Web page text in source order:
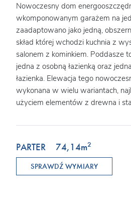
Nowoczesny dom
wkomponowanym garażem na
zaadaptowano jako jedną,
skład której wchodzi kuchnia z
salonem z kominkiem. Poddasze
jedna z osobną łazienką oraz
łazienka. Elewacja tego
wykonana w wielu wariantach,
użyciem elementów z drewna i
PARTER 74,14m2
SPRAWDŹ WYMIARY